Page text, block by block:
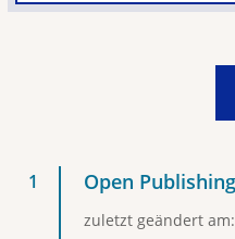
Open
zuletzt geändert am: